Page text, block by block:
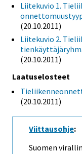
Liitekuvio 1.
(20.10.2011)
Liitekuvio 2.
(20.10.2011)
Laatuselosteet
(20.10.2011)
Viittausohje:
Suomen